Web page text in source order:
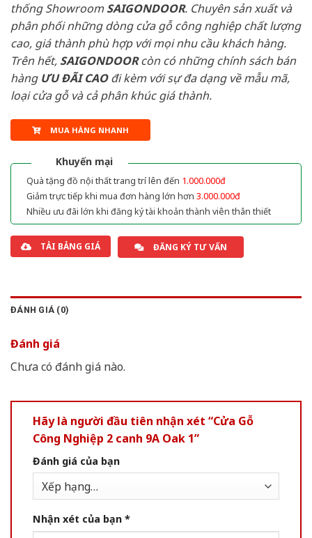
thống ShowroomSAIGONDOOR. Chuyên sản xuất và
phân phối những dòng cửa gỗ công nghiệp chất lượng
cao, giá thành phù hợp với mọi nhu cầu khách hàng.
Trên hết, SAIGONDOORcòn có những chính sách bán
hàng ƯU ĐÃI CAOđi kèm với sự đa dạng về mẫu mã,
loại cửa gỗ và cả phân khúc giá thành.
MUA HÀNG NHANH
Khuyến mại
Quà tặng đồ nội thất trang trí lên đến 1.000.000đ
Giảm trực tiếp khi mua đơn hàng lớn hơn 3.000.000đ
Nhiều ưu đãi lớn khi đăng ký tài khoản thành viên thân thiết
TẢI BẢNG GIÁ ĐĂNG KÝ TƯ VẤN
ĐÁNH GIÁ (0)
Đánh giá
Chưa có đánh giá nào.
Hãy là người đầu tiên nhận xét “Cửa Gỗ
Công Nghiệp 2 canh 9A Oak 1”
Đánh giá của bạn
Nhận xét của bạn *